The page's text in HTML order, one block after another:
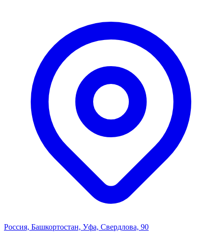
Россия, Башкортостан, Уфа, Свердлова, 90